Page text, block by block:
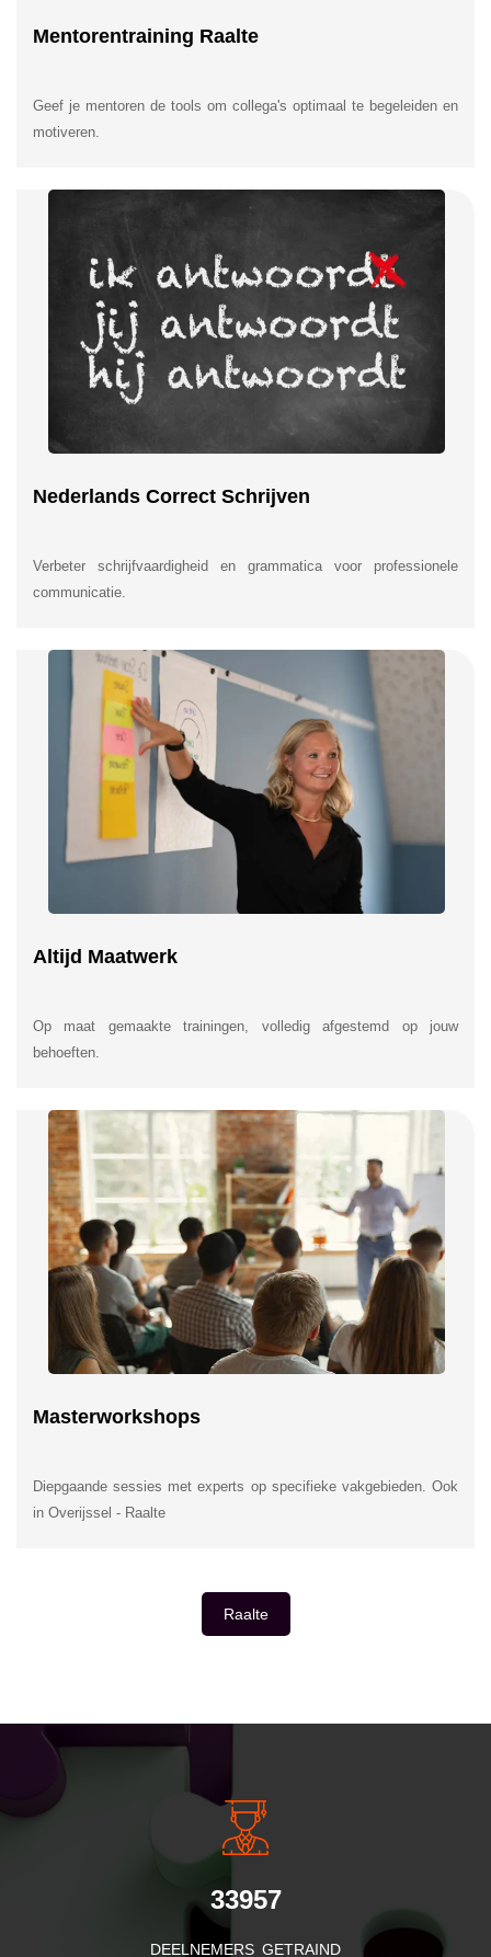
Mentorentraining Raalte
Geef je mentoren de tools om collega's optimaal te begeleiden en
motiveren.
Nederlands Correct Schrijven
Verbeter schrijfvaardigheid en grammatica voor professionele
communicatie.
Altijd Maatwerk
Op maat gemaakte trainingen, volledig afgestemd op jouw
behoeften.
Masterworkshops
Diepgaande sessies met experts op specifieke vakgebieden. Ook
in Overijssel - Raalte
Raalte
INSIDE INFORMATIE
33957
DEELNEMERS GETRAIND